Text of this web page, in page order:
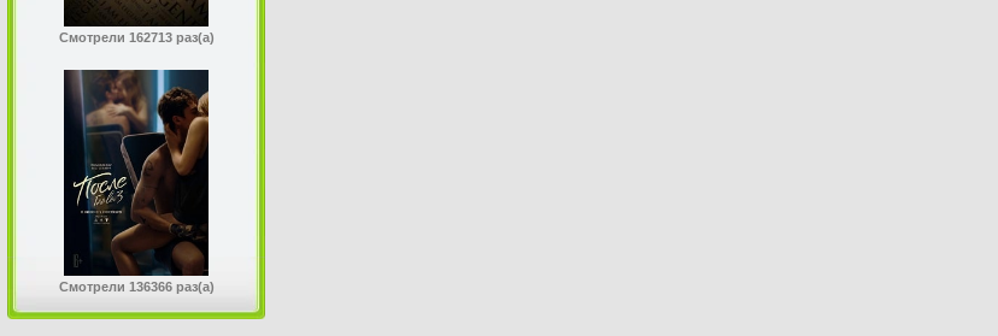
Смотрели 162713 раз(а)
Смотрели 136366 раз(а)